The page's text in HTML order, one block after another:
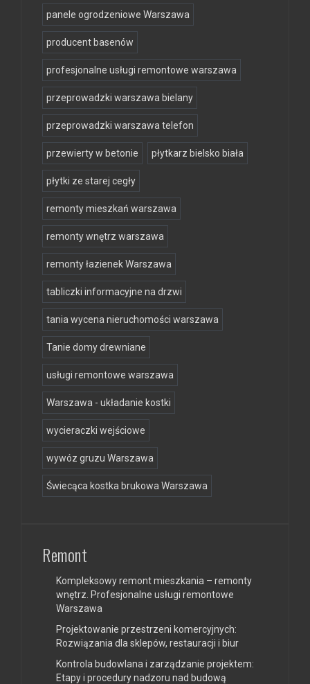
panele ogrodzeniowe Warszawa
producent basenów
profesjonalne usługi remontowe warszawa
przeprowadzki warszawa bielany
przeprowadzki warszawa telefon
przewierty w betonie płytkarz bielsko biała
płytki ze starej cegły
remonty mieszkań warszawa
remonty wnętrz warszawa
remonty łazienek Warszawa
tabliczki informacyjne na drzwi
tania wycena nieruchomości warszawa
Tanie domy drewniane
usługi remontowe warszawa
Warszawa - układanie kostki
wycieraczki wejściowe
wywóz gruzu Warszawa
Świecąca kostka brukowa Warszawa
Remont
Kompleksowy remont mieszkania – remonty
wnętrz. Profesjonalne usługi remontowe
Warszawa
Projektowanie przestrzeni komercyjnych:
Rozwiązania dla sklepów, restauracji i biur
Kontrola budowlana i zarządzanie projektem:
Etapy i procedury nadzoru nad budową